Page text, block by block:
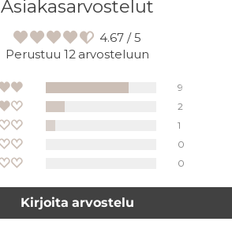
Asiakasarvostelut
4.67 / 5
Perustuu 12 arvosteluun
9
2
1
0
0
Kirjoita arvostelu